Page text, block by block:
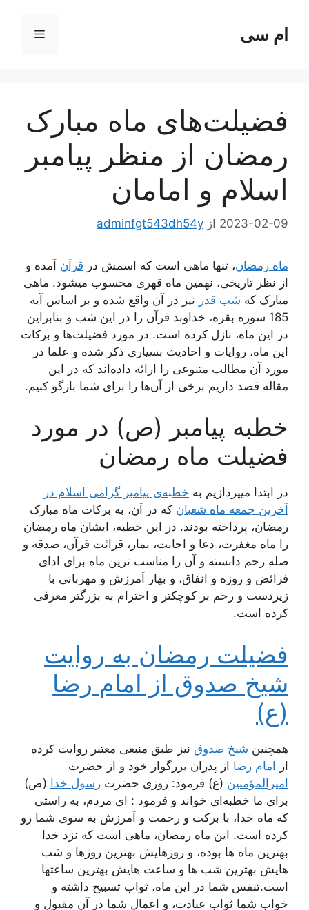
محتواام سی فهرست
فضیلت‌های ماه مبارک
رمضان از منظر پیامبر
اسلام و امامان
2023-02-09 از adminfgt543dh54y
ماه رمضان، تنها ماهی است که اسمش در قرآن آمده و
از نظر تاریخی، نهمین ماه قهری محسوب میشود. ماهی
مبارک که شب قدر نیز در آن واقع شده و بر اساس آیه
185 سوره بقره، خداوند قرآن را در این شب و بنابراین
در این ماه، نازل کرده است. در مورد فضیلت‌ها و برکات
این ماه، روایات و احادیث بسیاری ذکر شده و علما در
مورد آن مطالب متنوعی را ارائه داده‌اند که در این
مقاله قصد داریم برخی از آن‌ها را برای شما بازگو کنیم.
خطبه پیامبر (ص) در مورد
فضیلت ماه رمضان
در ابتدا میپردازیم به خطبه‌ی پیامبر گرامی اسلام در
آخرین جمعه ماه شعبان که در آن، به برکات ماه مبارک
رمضان، پرداخته بودند. در این خطبه، ایشان ماه رمضان
را ماه مغفرت، دعا و اجابت، نماز، قرائت‌ قرآن‌، صدقه‌ و
صله رحم‌ دانسته و آن را مناسب ترین ماه برای ادای‌
فرائض‌ و روزه‌ و انفاق‌، و بهار آمرزش‌ و مهربانی با
زیردست‌ و رحم‌ بر کوچکتر و احترام‌ به بزرگتر معرفی
کرده است.
فضیلت رمضان به روایت
شیخ صدوق از امام رضا
(ع)
همچنین شیخ صدوق نیز طبق منبعی معتبر روایت کرده
از امام رضا از پدران بزرگوار خود و از حضرت
امیرالمؤمنین (ع) فرمود: روزی حضرت رسول خدا (ص)
برای ما خطبه‌ای خواند و فرمود : ای مردم، به راستی
که ماه خدا، با برکت و رحمت و آمرزش به سوی شما رو
کرده است. این ماه رمضان، ماهی است که نزد خدا
بهترین ماه ها بوده، و روزهایش بهترین روزها و شب
هایش بهترین شب ها و ساعت هایش بهترین ساعتها
است.تنفس شما در این ماه، ثواب تسبیح داشته و
خواب شما ثواب عبادت، و اعمال شما در آن مقبول و